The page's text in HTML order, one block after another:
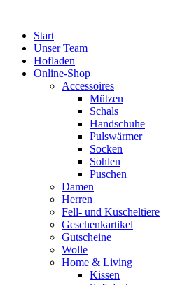
springenStart
Unser Team
Hofladen
Online-Shop
Accessoires
Mützen
Schals
Handschuhe
Pulswärmer
Socken
Sohlen
Puschen
Damen
Herren
Fell- und Kuscheltiere
Geschenkartikel
Gutscheine
Wolle
Home & Living
Kissen